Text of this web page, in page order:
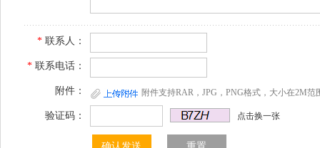
* 联系人：
* 联系电话：
附件： 附件支持RAR，JPG，PNG格式，大小在2M范
验证码： 点击换一张